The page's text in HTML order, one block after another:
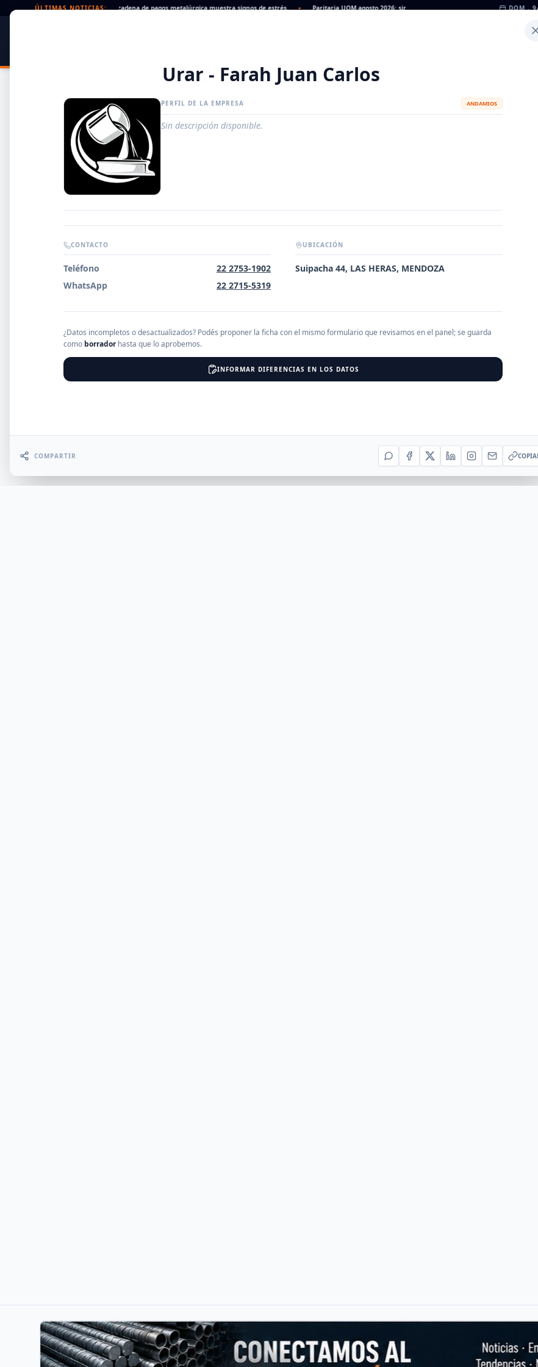
ÚLTIMAS NOTICIAS:
Cheques rechazados en alza: la cadena de pagos metalúrgica muestra signos de estrés • Paritaria UOM agosto 2026: sin acuerdo, siguen vigentes los valores de abril
DOM.,
DISTRIBUIDORES METALÚRGICAS FABRICANTES
Urar - Farah Juan Carlos
PERFIL DE LA EMPRESA ANDAMIOS
Sin descripción disponible.
CONTACTO
Teléfono
22 2753-1902
WhatsApp
22 2715-5319
UBICACIÓN
Suipacha 44, LAS HERAS, MENDOZA
¿Datos incompletos o desactualizados? Podés proponer la ficha con el mismo formulario que revisamos en el panel; se guarda
como borradorhasta que lo aprobemos.
INFORMAR DIFERENCIAS EN LOS DATOS
COMPARTIR